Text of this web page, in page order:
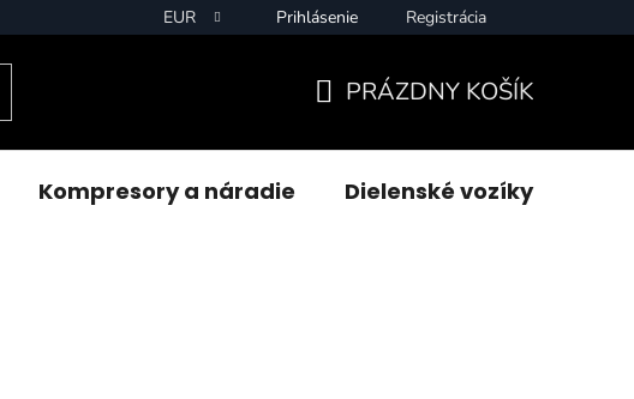
EUR Prihlásenie Registrácia
KOŠÍK
PRÁZDNY KOŠÍK
Kompresory a náradie Dielenské vozíky